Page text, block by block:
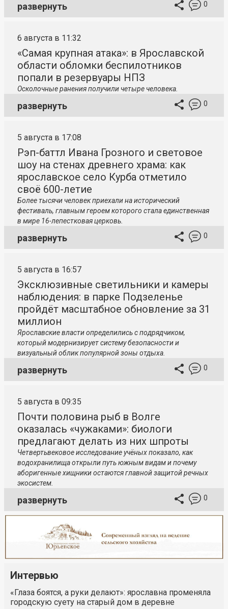
развернуть 0
6 августа в 11:32
«Самая крупная атака»: в Ярославской
области обломки беспилотников
попали в резервуары НПЗ
Осколочные ранения получили четыре человека.
развернуть 0
5 августа в 17:08
Рэп-баттл Ивана Грозного и световое
шоу на стенах древнего храма: как
ярославское село Курба отметило
своё 600-летие
Более тысячи человек приехали на исторический
фестиваль, главным героем которого стала единственная
в мире 16-лепестковая церковь.
развернуть 0
5 августа в 16:57
Эксклюзивные светильники и камеры
наблюдения: в парке Подзеленье
пройдёт масштабное обновление за 31
миллион
Ярославские власти определились с подрядчиком,
который модернизирует систему безопасности и
визуальный облик популярной зоны отдыха.
развернуть 0
5 августа в 09:35
Почти половина рыб в Волге
оказалась «чужаками»: биологи
предлагают делать из них шпроты
Четвертьвековое исследование учёных показало, как
водохранилища открыли путь южным видам и почему
аборигенные хищники остаются главной защитой речных
экосистем.
развернуть 0
Интервью
«Глаза боятся, а руки делают»: ярославна променяла
городскую суету на старый дом в деревне